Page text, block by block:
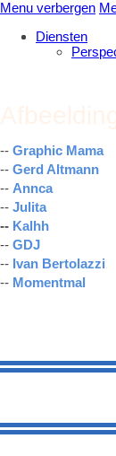
Menu verbergen
Diensten
-- Graphic Mama
-- Gerd Altmann
-- Annca
-- Julita
-- Kalhh
-- GDJ
-- Ivan Bertolazzi
-- Momentmal